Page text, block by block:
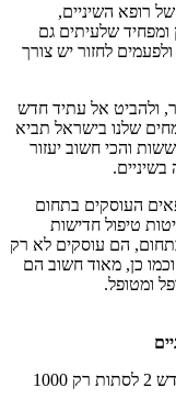
רופא השיניים,
שלעיתים גם
לחזור יש צורך
ולהביט אל עתיד חדש
שלנו בישראל תביא
והכי חשוב יעזור
העוסקים בתחום
טיפול חדישות
הם עוסקים לא רק
כן, מאוד חשוב הם
ומטופל.
מבצע החודש 2 לסתות רק 1000